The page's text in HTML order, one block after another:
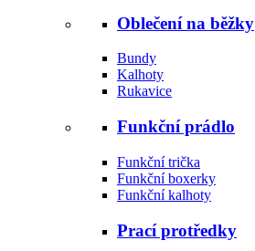
Oblečení na běžky
Bundy
Kalhoty
Rukavice
Funkční prádlo
Funkční trička
Funkční boxerky
Funkční kalhoty
Prací protředky